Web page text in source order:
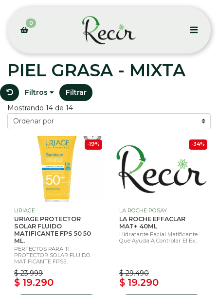
0
PIEL GRASA - MIXTA
Filtros
Filtrar
Mostrando 14 de 14
-19%
URIAGE
URIAGE PROTECTOR
SOLAR FLUIDO
MATIFICANTE FPS 50 50
ML.
PERFECTOS PARA TI
PROTECTOR SOLAR FLUIDO
MATIFICANTE FPS5...
$ 23.999
$ 19.290
-34%
LA ROCHE POSAY
LA ROCHE EFFACLAR
MAT+ 40ML
Hidratante Facial Matificante
Que Ayuda A Controlar El Ex...
$ 29.490
$ 19.290